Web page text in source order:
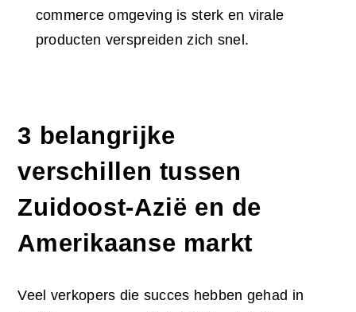
commerce omgeving is sterk en virale
producten verspreiden zich snel.
3 belangrijke
verschillen tussen
Zuidoost-Azië en de
Amerikaanse markt
Veel verkopers die succes hebben gehad in